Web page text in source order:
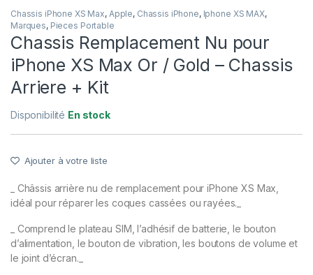
Chassis iPhone XS Max, Apple, Chassis iPhone, Iphone XS MAX,
Marques, Pieces Portable
Chassis Remplacement Nu pour
iPhone XS Max Or / Gold – Chassis
Arriere + Kit
Disponibilité En stock
Ajouter à votre liste
_ Châssis arrière nu de remplacement pour iPhone XS Max,
idéal pour réparer les coques cassées ou rayées._
_ Comprend le plateau SIM, l’adhésif de batterie, le bouton
d’alimentation, le bouton de vibration, les boutons de volume et
le joint d’écran._